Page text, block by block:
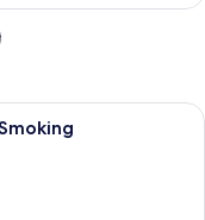
ruang kerja ramah